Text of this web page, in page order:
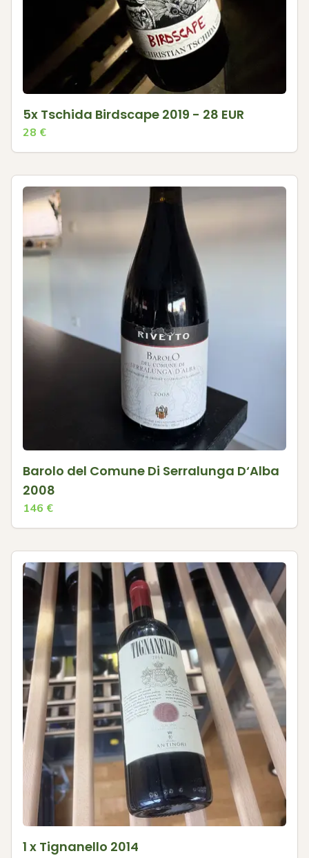
5x Tschida Birdscape 2019 - 28 EUR
28 €
Barolo del Comune Di Serralunga D‘Alba
2008
146 €
1 x Tignanello 2014